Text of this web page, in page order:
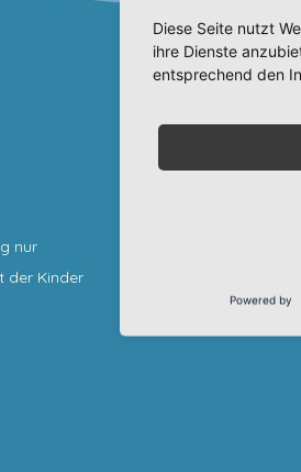
nur
der Kinder
Diese Seite nutzt
ihre Dienste
entsprechend den
Powered by